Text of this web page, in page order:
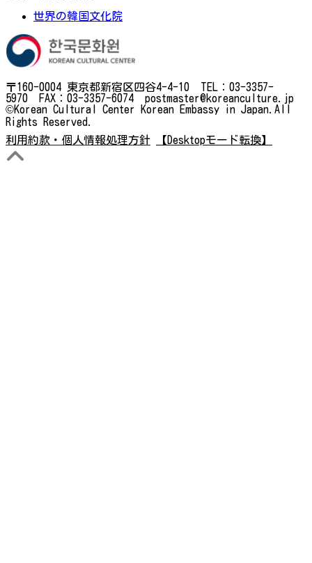
世界の韓国文化院
〒160-0004 東京都新宿区四谷4-4-10 TEL：03-3357-
5970 FAX：03-3357-6074 postmaster@koreanculture.jp
©Korean Cultural Center Korean Embassy in Japan.All
Rights Reserved.
利用約款・個人情報処理方針
【Desktopモード転換】